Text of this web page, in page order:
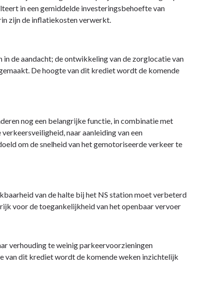
in een gemiddelde investeringsbehoefte van
zijn de inflatiekosten verwerkt.
de aandacht; de ontwikkeling van de zorglocatie van
De hoogte van dit krediet wordt de komende
nog een belangrijke functie, in combinatie met
naar aanleiding van een
om de snelheid van het gemotoriseerde verkeer te
van de halte bij het NS station moet verbeterd
voor de toegankelijkheid van het openbaar vervoer
verhouding te weinig parkeervoorzieningen
van dit krediet wordt de komende weken inzichtelijk